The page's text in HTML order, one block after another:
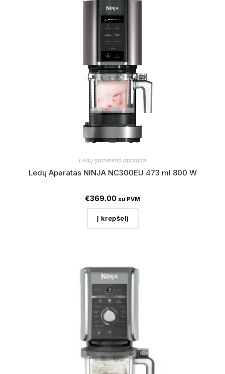
Ledų gaminimo aparatai
Ledų Aparatas NINJA NC300EU 473 ml 800 W
€369.00 su PVM
Į krepšelį